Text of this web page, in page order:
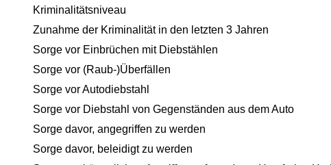
Kriminalitätsniveau
Zunahme der Kriminalität in den letzten 3 Jahren
Sorge vor Einbrüchen mit Diebstählen
Sorge vor (Raub-)Überfällen
Sorge vor Autodiebstahl
Sorge vor Diebstahl von Gegenständen aus dem Auto
Sorge davor, angegriffen zu werden
Sorge davor, beleidigt zu werden